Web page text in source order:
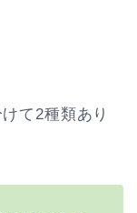
て2種類あり